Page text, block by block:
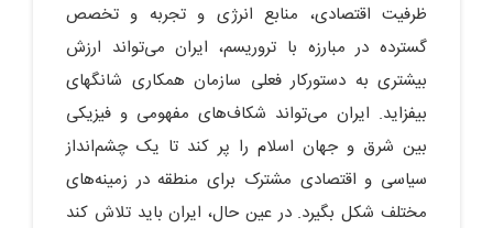
ظرفیت اقتصادی، منابع انرژی و تجربه و تخصص
گسترده در مبارزه با تروریسم، ایران می‌تواند ارزش
بیشتری به دستورکار فعلی سازمان همکاری شانگهای
بیفزاید. ایران می‌تواند شکاف‌های مفهومی و فیزیکی
بین شرق و جهان اسلام را پر کند تا یک چشم‌انداز
سیاسی و اقتصادی مشترک برای منطقه در زمینه‌های
مختلف شکل بگیرد. در عین حال، ایران باید تلاش کند